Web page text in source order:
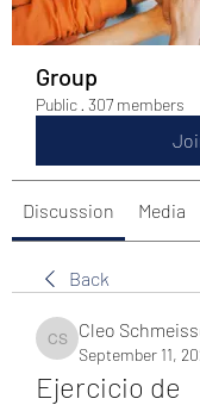
Group
Public · 307 members
Discussion Media
Back
Cleo Schmeisser
Cleo
September 11,
Ejercicio de